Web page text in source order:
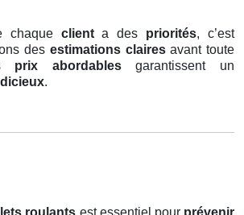
chaque clienta des priorités, c’est
des estimations clairesavant toute
prix abordablesgarantissent un
.
roulants est essentiel pour prévenir